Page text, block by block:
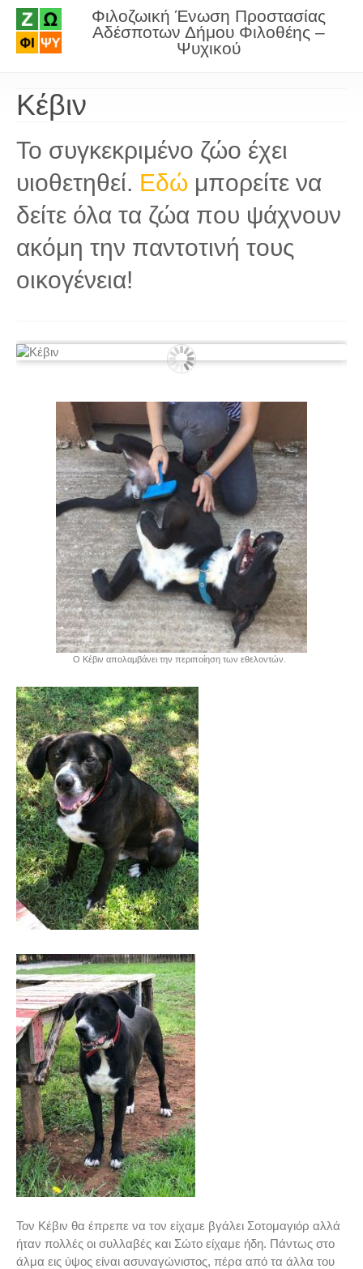
Φιλοζωική Ένωση Προστασίας
Αδέσποτων Δήμου Φιλοθέης –
Ψυχικού
Κέβιν
Το συγκεκριμένο ζώο έχει
υιοθετηθεί. Εδώ μπορείτε να
δείτε όλα τα ζώα που ψάχνουν
ακόμη την παντοτινή τους
οικογένεια!
Ο Κέβιν απολαμβάνει την περιποίηση των εθελοντών.
Τον Κέβιν θα έπρεπε να τον είχαμε βγάλει Σοτομαγιόρ αλλά
ήταν πολλές οι συλλαβές και Σώτο είχαμε ήδη. Πάντως στο
άλμα εις ύψος είναι ασυναγώνιστος, πέρα από τα άλλα του